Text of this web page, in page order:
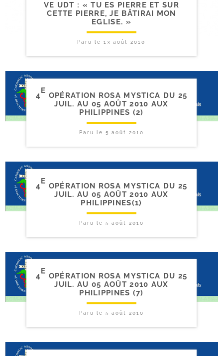
VE UDT : « TU ES PIERRE ET SUR
CETTE PIERRE, JE BÂTIRAI MON
EGLISE. »
Paru le13 août 2010
4
E
OPÉRATION ROSA MYSTICA DU 25
JUIL. AU 05 AOÛT 2010 AUX
PHILIPPINES (2)
Paru le 5 août 2010
4
E
OPÉRATION ROSA MYSTICA DU 25
JUIL. AU 05 AOÛT 2010 AUX
PHILIPPINES(1)
Paru le 5 août 2010
4
E
OPÉRATION ROSA MYSTICA DU 25
JUIL. AU 05 AOÛT 2010 AUX
PHILIPPINES (7)
Paru le 5 août 2010